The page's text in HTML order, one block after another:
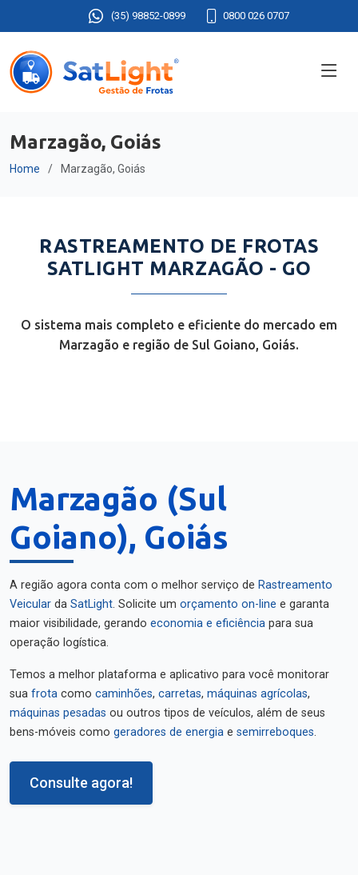
(35) 98852-0899 0800 026 0707
Marzagão, Goiás
Home Marzagão, Goiás
RASTREAMENTO DE FROTAS
SATLIGHT MARZAGÃO - GO
O sistema mais completo e eficiente do mercado em
Marzagão e região de Sul Goiano, Goiás.
Marzagão (Sul
Goiano), Goiás
A região agora conta com o melhor serviço de Rastreamento
Veicular da SatLight. Solicite um orçamento on-line e garanta
maior visibilidade, gerando economia e eficiência para sua
operação logística.
Temos a melhor plataforma e aplicativo para você monitorar
sua frota como caminhões, carretas, máquinas agrícolas,
máquinas pesadas ou outros tipos de veículos, além de seus
bens-móveis como geradores de energia e semirreboques.
Consulte agora!